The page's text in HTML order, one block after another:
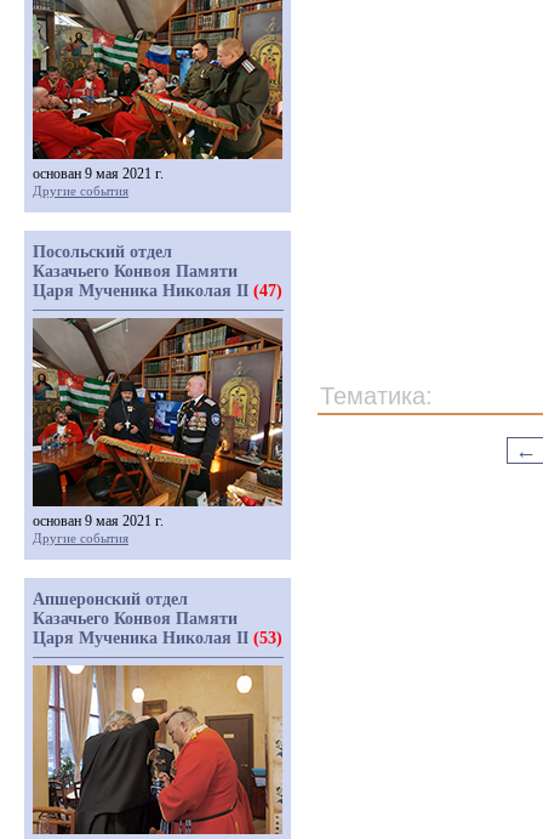
Тематика:
←
основан 9 мая 2021 г.
Другие события
Посольский отдел
Казачьего Конвоя Памяти
Царя Мученика Николая II (47)
основан 9 мая 2021 г.
Другие события
Апшеронский отдел
Казачьего Конвоя Памяти
Царя Мученика Николая II (53)